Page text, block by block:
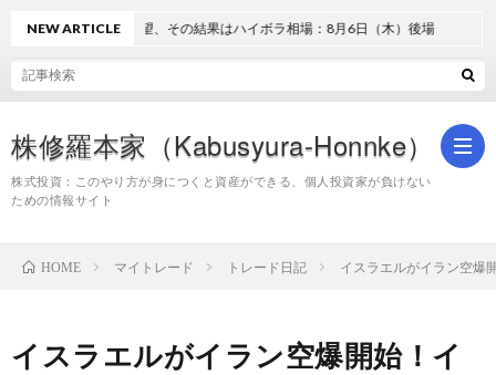
株修羅本家（Kabusyura-Honnke）
株式投資：このやり方が身につくと資産ができる、個人投資家が負けない
ための情報サイト
株
NEW ARTICLE
過熱と失望、その結果はハイボラ相場：8月6日（木）後場
HOME マイトレード トレード日記 イスラエルがイラン空爆
イスラエルがイラン空爆開始！イ